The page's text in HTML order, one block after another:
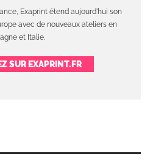
Exaprint étend aujourd'hui son
avec de nouveaux ateliers en
et Italie.
SUR EXAPRINT.FR